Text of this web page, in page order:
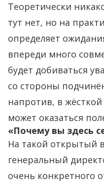
Теоретически
тут нет, но на
определяет
впереди много
будет добиваться
со стороны
напротив, в жёсткой
может оказаться
«Почему вы здесь
На такой открытый
генеральный
очень конкретного